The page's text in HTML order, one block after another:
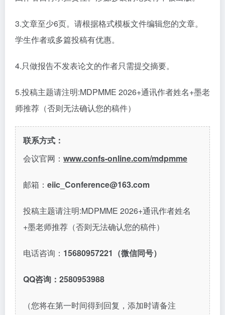
3.文章至少6页。请根据格式模板文件编辑您的文章。
学生作者或多篇投稿有优惠。
4.只做报告不发表论文的作者只需提交摘要。
5.投稿主题请注明:MDPMME 2026+通讯作者姓名+墨老
师推荐（否则无法确认您的稿件）
联系方式：
会议官网： www.confs-online.com/mdpmme
邮箱： eiic_Conference@163.com
投稿主题请注明:MDPMME 2026+通讯作者姓名
+墨老师推荐（否则无法确认您的稿件）
电话咨询： 15680957221（微信同号）
QQ咨询：2580953988
（您将在第一时间得到回复，添加时请备注